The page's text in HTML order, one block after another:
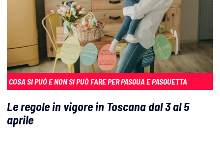
COSA SI PUÒ E NON SI PUÒ FARE PER PASQUA E PASQUETTA
Le regole in vigore in Toscana dal 3 al 5
aprile